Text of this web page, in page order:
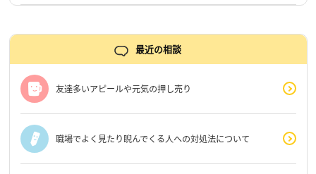
最近の相談
友達多いアピールや元気の押し売り
職場でよく見たり睨んでくる人への対処法について